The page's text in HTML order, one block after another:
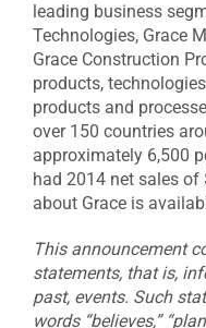
leading business
Technologies, Grace
Grace Construction
products,
products and
over 150 countries
approximately 6,500
had 2014 net sales
about Grace is
This announcement
statements, that is,
past, events. Such
words “believes,”